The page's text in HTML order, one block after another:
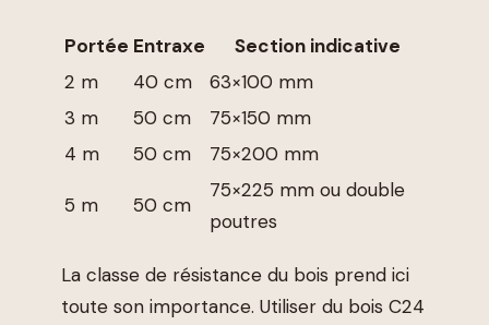
Portée Entraxe
Section indicative
2 m
40 cm
63×100 mm
3 m
50 cm
75×150 mm
4 m
50 cm 75×200 mm
5 m 50 cm
75×225 mm ou double
poutres
La classe de résistance du bois prend ici
toute son importance. Utiliser du bois C24